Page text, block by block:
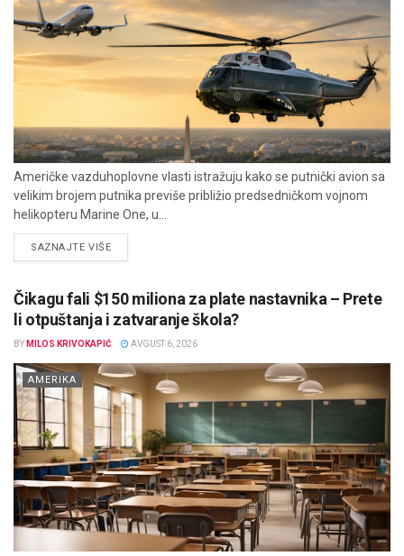
Američke vazduhoplovne vlasti istražuju kako se putnički avion sa
velikim brojem putnika previše približio predsedničkom vojnom
helikopteru Marine One, u...
SAZNAJTE VIŠEDETAILS
Čikagu fali $150 miliona za plate nastavnika – Prete
li otpuštanja i zatvaranje škola?
BY MILOS KRIVOKAPIĆ AVGUST 6, 2026
AMERIKA